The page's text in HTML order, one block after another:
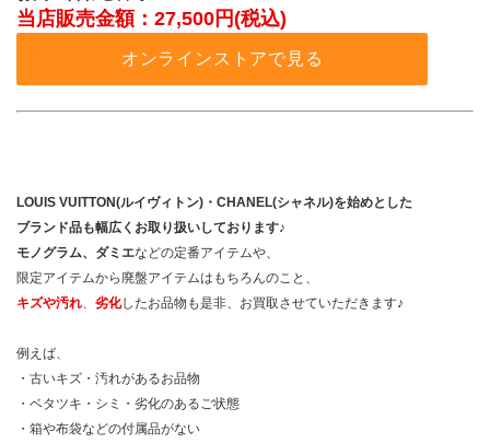
当店販売金額：27,500円(税込)
オンラインストアで見る
LOUIS VUITTON(ルイヴィトン)・CHANEL(シャネル)を始めとした
ブランド品も幅広くお取り扱いしております♪
モノグラム、ダミエなどの定番アイテムや、
限定アイテムから廃盤アイテムはもちろんのこと、
キズや汚れ、 劣化したお品物も是非、お買取させていただきます♪
例えば、
・古いキズ・汚れがあるお品物
・ベタツキ・シミ・劣化のあるご状態
・箱や布袋などの付属品がない